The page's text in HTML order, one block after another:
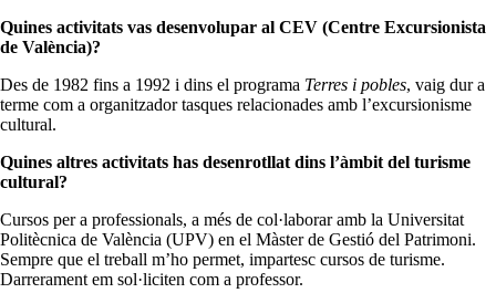
Quines activitats vas desenvolupar al CEV (Centre Excursionista
de València)?
Des de 1982 fins a 1992 i dins el programa Terres i pobles, vaig dur a
terme com a organitzador tasques relacionades amb l’excursionisme
cultural.
Quines altres activitats has desenrotllat dins l’àmbit del turisme
cultural?
Cursos per a professionals, a més de col·laborar amb la Universitat
Politècnica de València (UPV) en el Màster de Gestió del Patrimoni.
Sempre que el treball m’ho permet, impartesc cursos de turisme.
Darrerament em sol·liciten com a professor.